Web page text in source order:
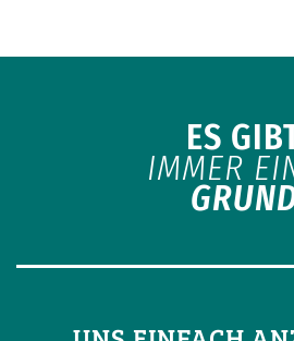
ES
IMMER